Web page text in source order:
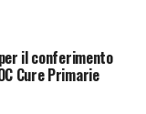
il conferimento
Cure Primarie